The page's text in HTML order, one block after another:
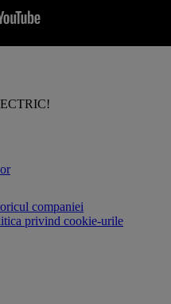
companiei
privind cookie-urile